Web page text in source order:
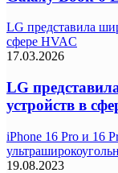
LG представила
сфере HVAC
17.03.2026
LG
устройств в
iPhone 16 Pro и 16
19.08.2023